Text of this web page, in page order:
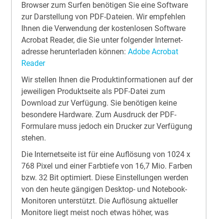
Browser zum Surfen benötigen Sie eine Software
zur Darstellung von PDF-Dateien. Wir empfehlen
Ihnen die Verwendung der kostenlosen Software
Acrobat Reader, die Sie unter folgender Internet­
adresse herunterladen können: Adobe Acrobat
Reader
Wir stellen Ihnen die Produkt­informationen auf der
jeweiligen Produktseite als PDF-Datei zum
Download zur Verfügung. Sie benötigen keine
besondere Hardware. Zum Ausdruck der PDF-
Formulare muss jedoch ein Drucker zur Verfügung
stehen.
Die Internetseite ist für eine Auflösung von 1024 x
768 Pixel und einer Farbtiefe von 16,7 Mio. Farben
bzw. 32 Bit optimiert. Diese Einstellungen werden
von den heute gängigen Desktop- und Notebook-
Monitoren unterstützt. Die Auflösung aktueller
Monitore liegt meist noch etwas höher, was